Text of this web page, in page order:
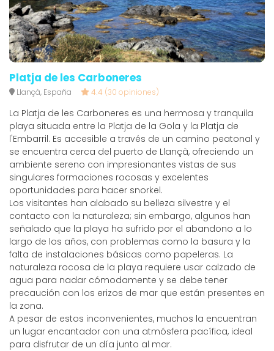
Platja de les Carboneres
Llançà, España 4.4 (30 opiniones)
La Platja de les Carboneres es una hermosa y tranquila
playa situada entre la Platja de la Gola y la Platja de
l'Embarril. Es accesible a través de un camino peatonal y
se encuentra cerca del puerto de Llançà, ofreciendo un
ambiente sereno con impresionantes vistas de sus
singulares formaciones rocosas y excelentes
oportunidades para hacer snorkel.
Los visitantes han alabado su belleza silvestre y el
contacto con la naturaleza; sin embargo, algunos han
señalado que la playa ha sufrido por el abandono a lo
largo de los años, con problemas como la basura y la
falta de instalaciones básicas como papeleras. La
naturaleza rocosa de la playa requiere usar calzado de
agua para nadar cómodamente y se debe tener
precaución con los erizos de mar que están presentes en
la zona.
A pesar de estos inconvenientes, muchos la encuentran
un lugar encantador con una atmósfera pacífica, ideal
para disfrutar de un día junto al mar.